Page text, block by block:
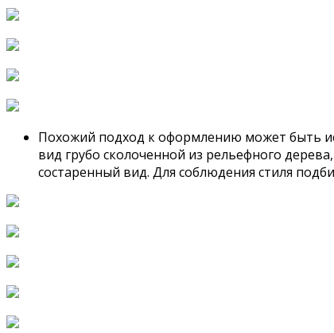
Похожий подход к оформлению может быть
вид грубо сколоченной из рельефного
состаренный вид. Для соблюдения стиля